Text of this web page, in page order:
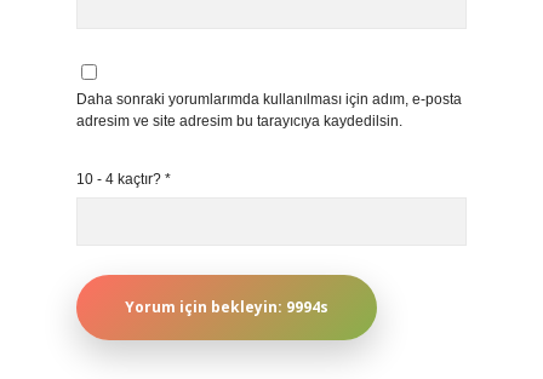
Daha sonraki yorumlarımda kullanılması için adım, e-posta
adresim ve site adresim bu tarayıcıya kaydedilsin.
10 - 4 kaçtır? *